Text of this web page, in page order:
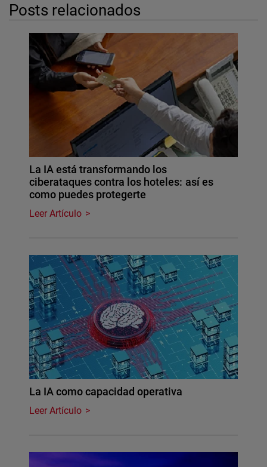
Posts relacionados
La IA está transformando los
ciberataques contra los hoteles: así es
como puedes protegerte
Leer Artículo
La IA como capacidad operativa
Leer Artículo